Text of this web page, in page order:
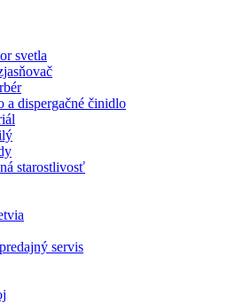
svetla
a dispergačné činidlo
starostlivosť
servis